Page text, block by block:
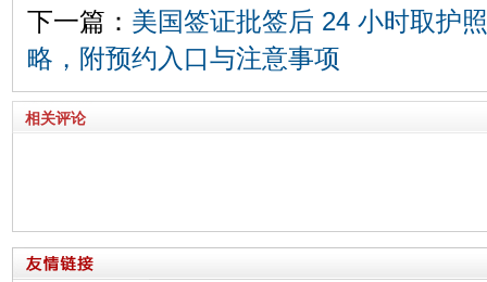
下一篇： 美国签证批签后 24 小时取护
略，附预约入口与注意事项
相关评论